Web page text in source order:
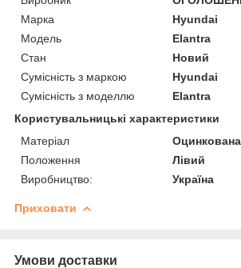
Марка
Hyundai
Модель
Elantra
Стан
Новий
Сумісність з маркою
Hyundai
Сумісність з моделлю
Elantra
Користувальницькі характеристики
Матеріал
Положення
Лівий
Виробництво:
Україна
Приховати
Умови доставки